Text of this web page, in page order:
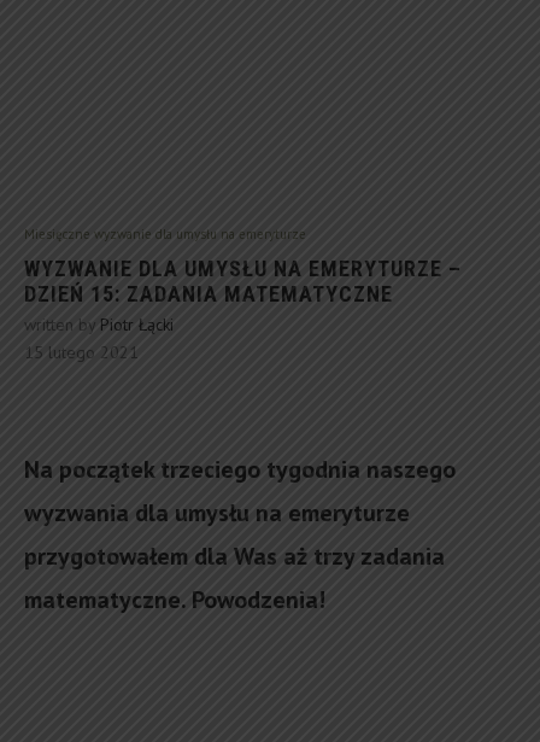
Miesięczne wyzwanie dla umysłu na emeryturze
WYZWANIE DLA UMYSŁU NA EMERYTURZE –
DZIEŃ 15: ZADANIA MATEMATYCZNE
written by Piotr Łącki
15 lutego 2021
Na początek trzeciego tygodnia naszego
wyzwania dla umysłu na emeryturze
przygotowałem dla Was aż trzy zadania
matematyczne. Powodzenia!